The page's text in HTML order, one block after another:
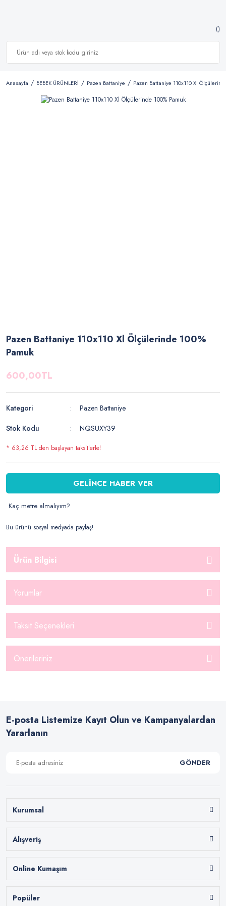
Anasayfa BEBEK ÜRÜNLERİ Pazen Battaniye Pazen Battaniye 110x110 Xl
Pazen Battaniye 110x110 Xl Ölçülerinde 100%
Pamuk
600,00TL
Kategori
Pazen Battaniye
Stok Kodu
NQSUXY39
* 63,26 TL den başlayan taksitlerle!
GELİNCE HABER VER
Kaç metre almalıyım?
Bu ürünü sosyal medyada paylaş!
Ürün Bilgisi
Yorumlar
Taksit Seçenekleri
Önerileriniz
E-posta Listemize Kayıt Olun ve Kampanyalardan
Yararlanın
GÖNDER
Kurumsal
Alışveriş
Online Kumaşım
Popüler